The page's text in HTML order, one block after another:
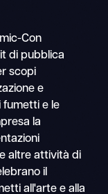
Con
di pubblica
scopi
e
fumetti e le
la
altre attività di
il
all'arte e alla